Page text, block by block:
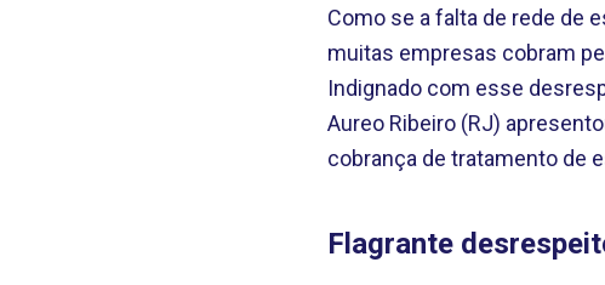
Como se a falta de rede de
muitas empresas cobram
Indignado com esse
Aureo Ribeiro (RJ)
cobrança de tratamento de
Flagrante